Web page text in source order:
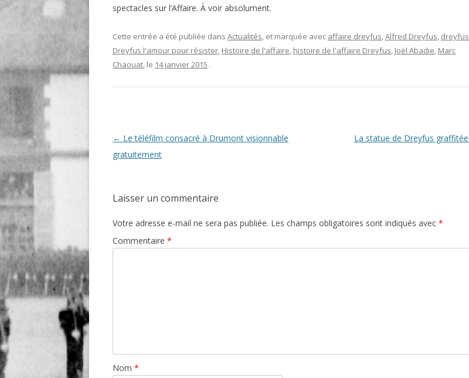
spectacles sur l’Affaire. À voir absolument.
Cette entrée a été publiée dans Actualités, et marquée avec affaire dreyfus,Alfred Dreyfus, dreyfus
Dreyfus l'amour pour résister, Histoire de l'affaire, histoire de l'affaire Dreyfus, Joël Abadie, Marc
Chaouat, le 14 janvier 2015 .
Navigation
des
← Le téléfilm consacré à Drumont visionnable
gratuitement
La statue de Dreyfus graffitée
Laisser un commentaire
Votre adresse e-mail ne sera pas publiée. Les champs obligatoires sont indiqués avec *
Commentaire *
Nom *